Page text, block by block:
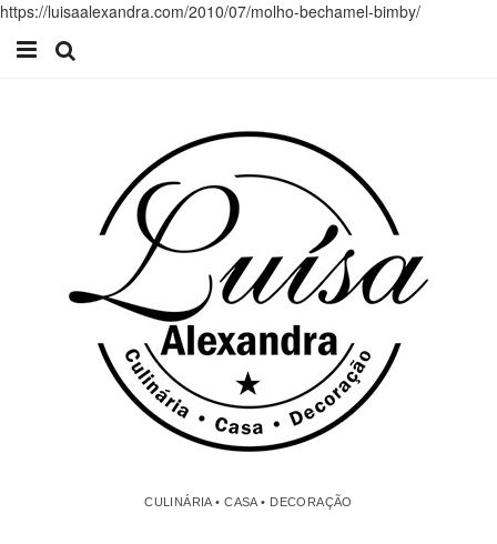
https://luisaalexandra.com/2010/07/molho-bechamel-bimby/
CULINÁRIA • CASA • DECORAÇÃO